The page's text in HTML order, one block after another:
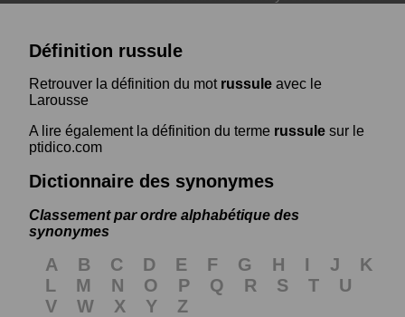
Définition russule
Retrouver la définition du mot russule avec le
Larousse
A lire également la définition du terme russule sur le
ptidico.com
Dictionnaire des synonymes
Classement par ordre alphabétique des
synonymes
A B C D E F G H I J
K
L
M N O P Q R S T
U
V
W X Y
Z